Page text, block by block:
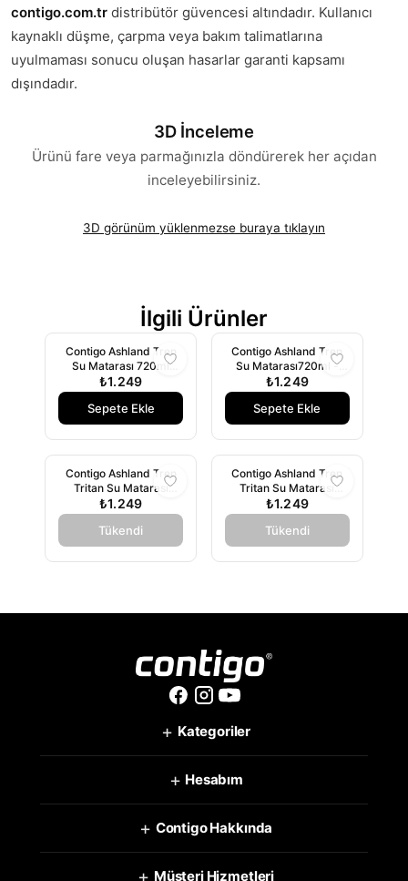
contigo.com.tr distribütör güvencesi altındadır. Kullanıcı
kaynaklı düşme, çarpma veya bakım talimatlarına
uyulmaması sonucu oluşan hasarlar garanti kapsamı
dışındadır.
3D İnceleme
Ürünü fare veya parmağınızla döndürerek her açıdan
inceleyebilirsiniz.
3D görünüm yüklenmezse buraya tıklayın
İlgili Ürünler
Contigo Ashland Tren
Su Matarası 720ml
Şeffaf
₺1.249
Sepete Ekle
Contigo Ashland Tren
Su Matarası720ml -
Mor
₺1.249
Sepete Ekle
Contigo Ashland Tren
Tritan Su Matarası
720ml - Pembe
₺1.249
Tükendi
Contigo Ashland Tren
Tritan Su Matarası
720ml - Turkuaz
₺1.249
Tükendi
+ Kategoriler
+ Hesabım
+ Contigo Hakkında
+ Müşteri Hizmetleri